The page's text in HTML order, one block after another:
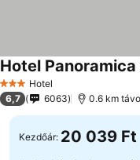
3 Kategória
Hotel
Hotel Panoramica
6,7 6063 0.6 km
Kezdőár: 20 039 Ft